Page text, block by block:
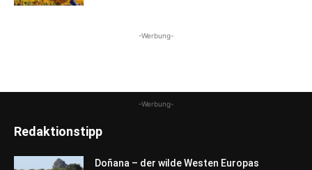
-Werbung-
-Werbung-
Redaktionstipp
Doñana – der wilde Westen Europas